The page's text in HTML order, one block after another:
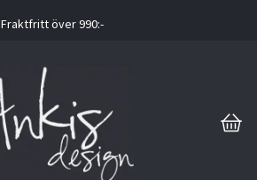
Fraktfritt över 990:-